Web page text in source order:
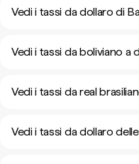
Vedi i tassi da dollaro di
Vedi i tassi da boliviano a
Vedi i tassi da real
Vedi i tassi da dollaro